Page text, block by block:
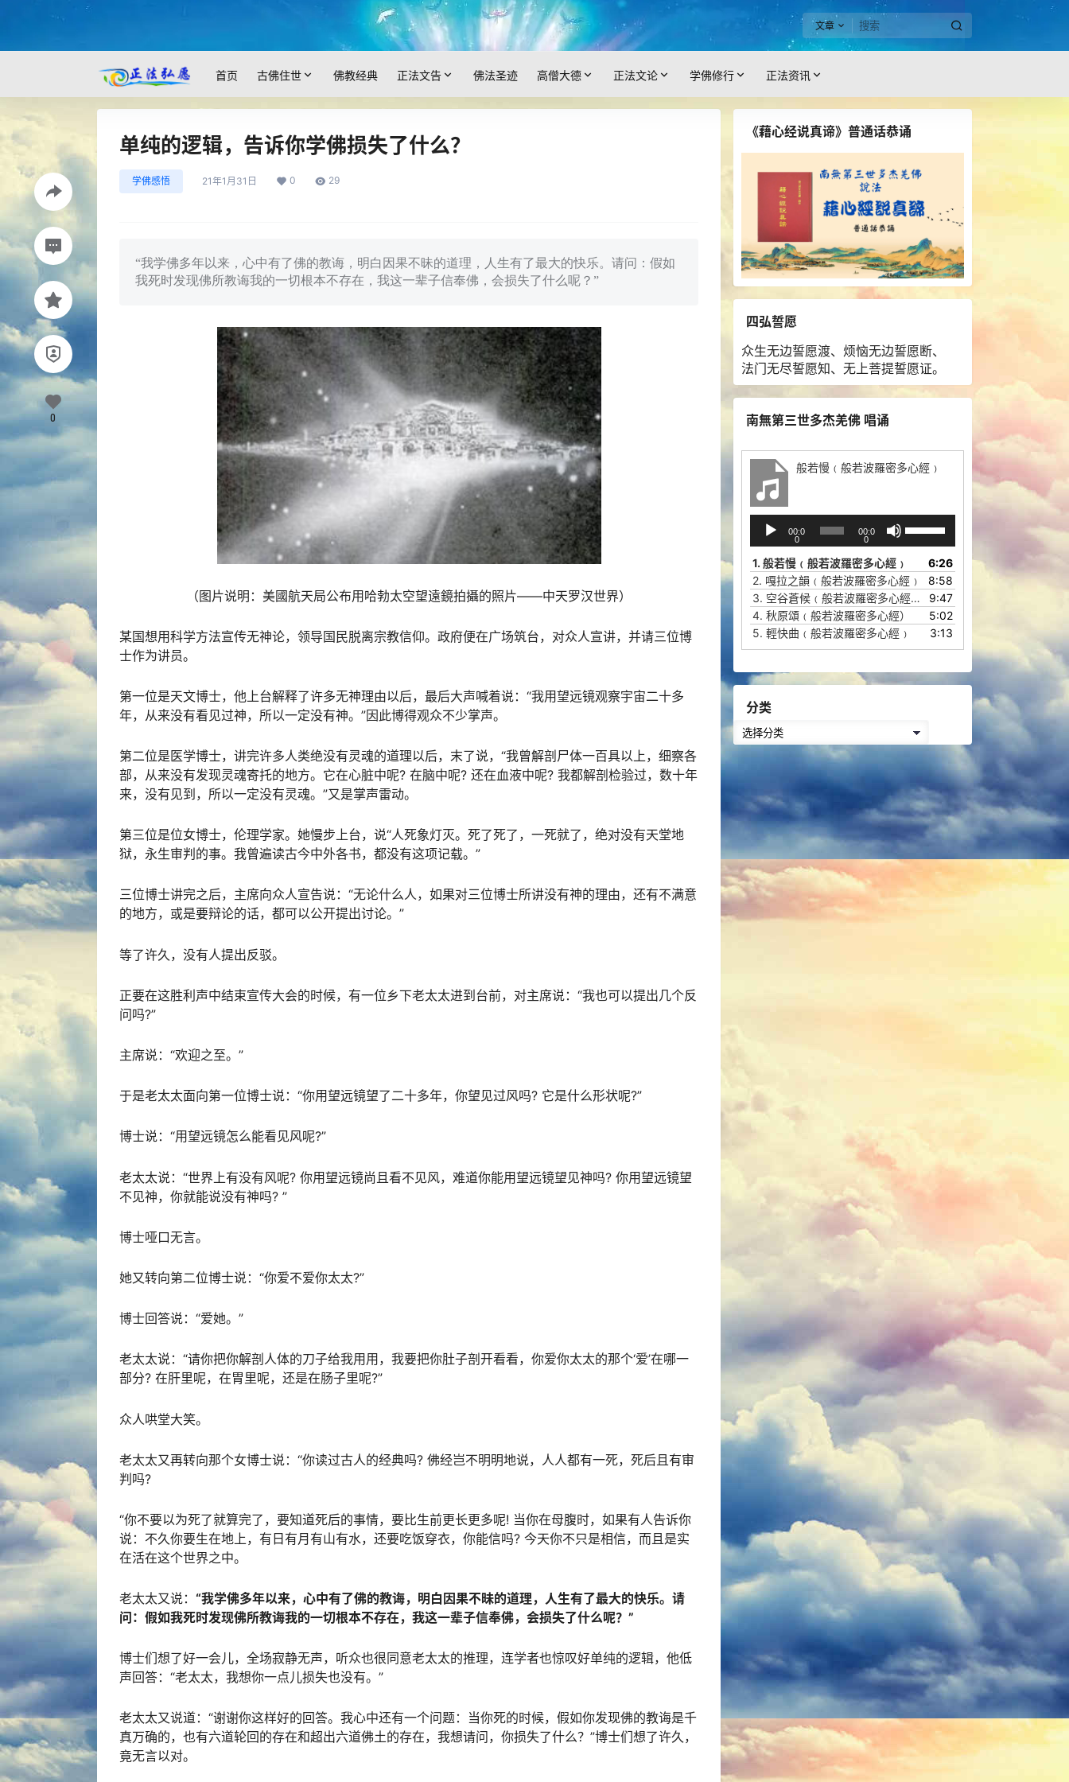
文章
首页 古佛住世 佛教经典 正法文告 佛法圣迹 高僧大德 正法文论 学佛修行 正法资讯
单纯的逻辑，告诉你学佛损失了什么？
学佛感悟 21年1月31日 0 29
“我学佛多年以来，心中有了佛的教诲，明白因果不昧的道理，人生有了最大的快乐。请问：假如
我死时发现佛所教诲我的一切根本不存在，我这一辈子信奉佛，会损失了什么呢？”
（图片说明：美國航天局公布用哈勃太空望遠鏡拍攝的照片——中天罗汉世界）
某国想用科学方法宣传无神论，领导国民脱离宗教信仰。政府便在广场筑台，对众人宣讲，并请三位博
士作为讲员。
第一位是天文博士，他上台解释了许多无神理由以后，最后大声喊着说：“我用望远镜观察宇宙二十多
年，从来没有看见过神，所以一定没有神。”因此博得观众不少掌声。
第二位是医学博士，讲完许多人类绝没有灵魂的道理以后，末了说，“我曾解剖尸体一百具以上，细察各
部，从来没有发现灵魂寄托的地方。它在心脏中呢? 在脑中呢? 还在血液中呢? 我都解剖检验过，数十年
来，没有见到，所以一定没有灵魂。”又是掌声雷动。
第三位是位女博士，伦理学家。她慢步上台，说“人死象灯灭。死了死了，一死就了，绝对没有天堂地
狱，永生审判的事。我曾遍读古今中外各书，都没有这项记载。”
三位博士讲完之后，主席向众人宣告说：“无论什么人，如果对三位博士所讲没有神的理由，还有不满意
的地方，或是要辩论的话，都可以公开提出讨论。”
等了许久，没有人提出反驳。
正要在这胜利声中结束宣传大会的时候，有一位乡下老太太进到台前，对主席说：“我也可以提出几个反
问吗?”
主席说：“欢迎之至。”
于是老太太面向第一位博士说：“你用望远镜望了二十多年，你望见过风吗? 它是什么形状呢?”
博士说：“用望远镜怎么能看见风呢?”
老太太说：“世界上有没有风呢? 你用望远镜尚且看不见风，难道你能用望远镜望见神吗? 你用望远镜望
不见神，你就能说没有神吗? ”
博士哑口无言。
她又转向第二位博士说：“你爱不爱你太太?”
博士回答说：“爱她。”
老太太说：“请你把你解剖人体的刀子给我用用，我要把你肚子剖开看看，你爱你太太的那个‘爱’在哪一
部分? 在肝里呢，在胃里呢，还是在肠子里呢?”
众人哄堂大笑。
老太太又再转向那个女博士说：“你读过古人的经典吗? 佛经岂不明明地说，人人都有一死，死后且有审
判吗?
“你不要以为死了就算完了，要知道死后的事情，要比生前更长更多呢! 当你在母腹时，如果有人告诉你
说：不久你要生在地上，有日有月有山有水，还要吃饭穿衣，你能信吗? 今天你不只是相信，而且是实
在活在这个世界之中。
老太太又说： “我学佛多年以来，心中有了佛的教诲，明白因果不昧的道理，人生有了最大的快乐。请
问：假如我死时发现佛所教诲我的一切根本不存在，我这一辈子信奉佛，会损失了什么呢？”
博士们想了好一会儿，全场寂静无声，听众也很同意老太太的推理，连学者也惊叹好单纯的逻辑，他低
声回答：“老太太，我想你一点儿损失也没有。”
老太太又说道：“谢谢你这样好的回答。我心中还有一个问题：当你死的时候，假如你发现佛的教诲是千
真万确的，也有六道轮回的存在和超出六道佛土的存在，我想请问，你损失了什么？”博士们想了许久，
竟无言以对。
0
《藉心经说真谛》普通话恭诵
四弘誓愿
众生无边誓愿渡、烦恼无边誓愿断、
法门无尽誓愿知、无上菩提誓愿证。
南無第三世多杰羌佛 唱诵
般若慢﹙般若波羅密多心經﹚
播
放
器
00:0
0
00:0
0
/
下
箭
头
键
增
高
1. 般若慢﹙般若波羅密多心經﹚
6:26
2. 嘎拉之韻﹙般若波羅密多心經﹚
8:58
3. 空谷蒼候﹙般若波羅密多心經﹚
9:47
4. 秋原頌﹙般若波羅密多心經）
5:02
5. 輕快曲﹙般若波羅密多心經﹚ 3:13
分类
分
类